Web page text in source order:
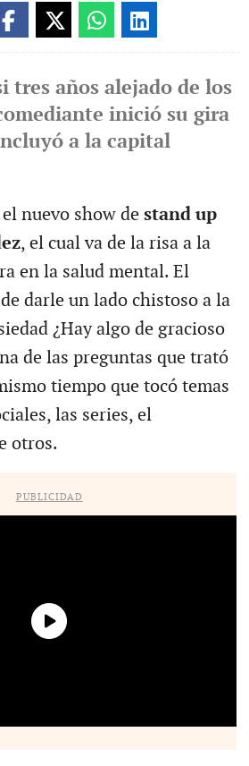
tres años alejado de los
inició su gira
a la capital
el nuevo show destand up
, el cual va de la risa a la
en la salud mental. El
darle un lado chistoso a la
¿Hay algo de gracioso
de las preguntas que trató
tiempo que tocó temas
las series, el
otros.
PUBLICIDAD